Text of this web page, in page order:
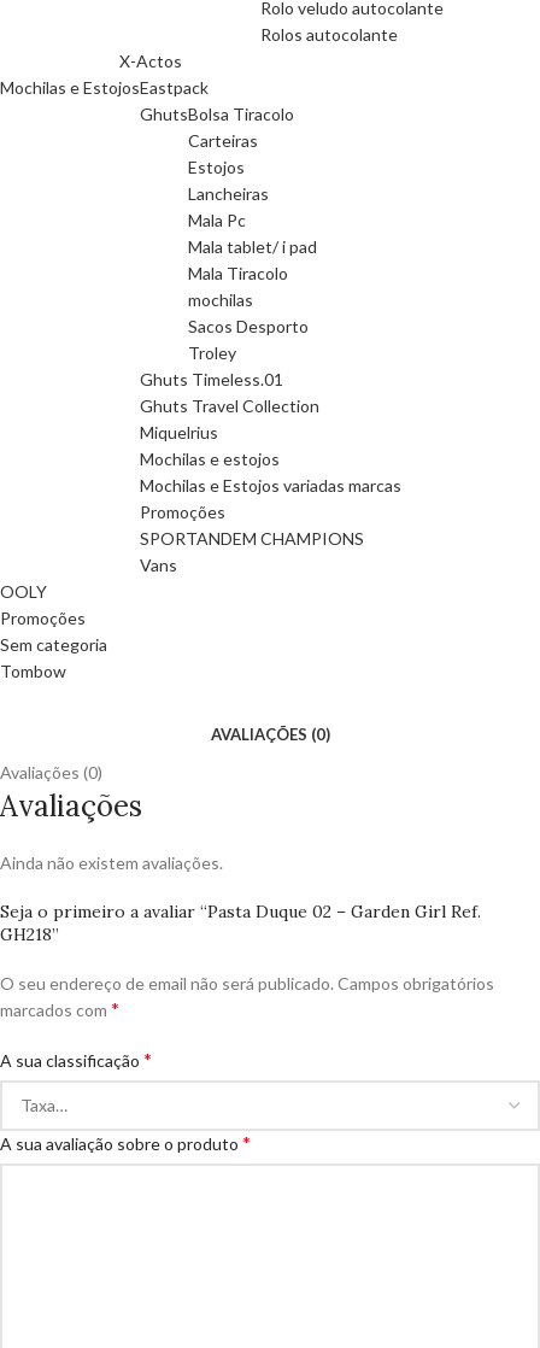
Rolo veludo autocolante
Rolos autocolante
X-Actos
Mochilas e EstojosEastpack
GhutsBolsa Tiracolo
Carteiras
Estojos
Lancheiras
Mala Pc
Mala tablet/ i pad
Mala Tiracolo
mochilas
Sacos Desporto
Troley
Ghuts Timeless.01
Ghuts Travel Collection
Miquelrius
Mochilas e estojos
Mochilas e Estojos variadas marcas
Promoções
SPORTANDEM CHAMPIONS
Vans
OOLY
Promoções
Sem categoria
Tombow
AVALIAÇÕES (0)
Avaliações (0)
Avaliações
Ainda não existem avaliações.
Seja o primeiro a avaliar “Pasta Duque 02 – Garden Girl Ref.
GH218”
O seu endereço de email não será publicado. Campos obrigatórios
marcados com *
A sua classificação *
A sua avaliação sobre o produto *